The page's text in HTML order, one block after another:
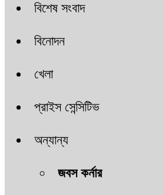
বিশেষ সংবাদ
বিনোদন
খেলা
প্রাইস সেন্সিটিভ
অন্যান্য
জবস কর্নার